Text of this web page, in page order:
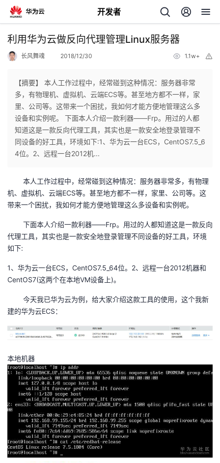
开发者
返
个
人
页
我
开
者
博
客
的
论
坛
我
的
圈
子
我
的
直
播
我
的
活
动
我
的
关
注
我
的
开
我
的
我
利用华为云做反向代理管理Linux服务器
长风舞魂 2018/12/30 1.1w+
【摘要】 本人工作过程中，经常碰到这种情况：服务器非常
多，有物理机、虚拟机、云端ECS等。甚至地方都不一样，家
里、公司等。这带来一个困扰，我如何才能方便地管理这么多
设备和实例呢。 下面本人介绍一款利器——Frp。用过的人都
知道这是一款反向代理工具，其实也是一款安全地登录管理不
同设备的好工具，环境如下:1、华为云一台ECS，CentOS7.5_6
4位。2、远程一台2012机...
本人工作过程中，经常碰到这种情况：服务器非常多，有物理
机、虚拟机、云端ECS等。甚至地方都不一样，家里、公司等。这
带来一个困扰，我如何才能方便地管理这么多设备和实例呢。
下面本人介绍一款利器——Frp。用过的人都知道这是一款反向
代理工具，其实也是一款安全地登录管理不同设备的好工具，环境
如下:
1、华为云一台ECS，CentOS7.5_64位。2、远程一台2012机器和
CentOS7(这两个在本地VM设备上)。
今天我已华为云为例，给大家介绍这款工具的使用，这个我新
建的华为云ECS：
本地机器